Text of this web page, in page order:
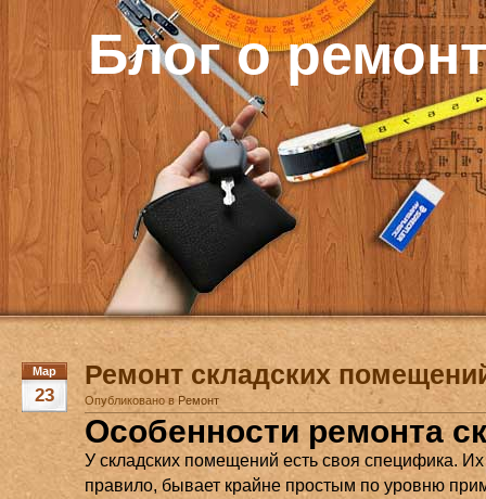
Блог о
Мар
23
Ремонт складских
Опубликовано в Ремонт
Особенности ремонта
У складских помещений есть своя специфика. Их
правило, бывает крайне простым по уровню